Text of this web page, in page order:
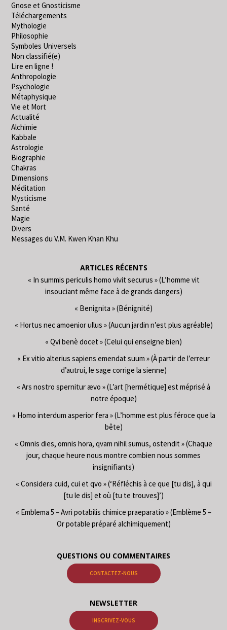
Gnose et Gnosticisme
Téléchargements
Mythologie
Philosophie
Symboles Universels
Non classifié(e)
Lire en ligne !
Anthropologie
Psychologie
Métaphysique
Vie et Mort
Actualité
Alchimie
Kabbale
Astrologie
Biographie
Chakras
Dimensions
Méditation
Mysticisme
Santé
Magie
Divers
Messages du V.M. Kwen Khan Khu
ARTICLES RÉCENTS
« In summis periculis homo vivit securus » (L’homme vit
insouciant même face à de grands dangers)
« Benignita » (Bénignité)
« Hortus nec amoenior ullus » (Aucun jardin n’est plus agréable)
« Qvi benè docet » (Celui qui enseigne bien)
« Ex vitio alterius sapiens emendat suum » (À partir de l’erreur
d’autrui, le sage corrige la sienne)
« Ars nostro spernitur ævo » (L’art [hermétique] est méprisé à
notre époque)
« Homo interdum asperior fera » (L’homme est plus féroce que la
bête)
« Omnis dies, omnis hora, qvam nihil sumus, ostendit » (Chaque
jour, chaque heure nous montre combien nous sommes
insignifiants)
« Considera cuid, cui et qvo » (‘Réfléchis à ce que [tu dis], à qui
[tu le dis] et où [tu te trouves]’)
« Emblema 5 – Avri potabilis chimice praeparatio » (Emblème 5 –
Or potable préparé alchimiquement)
QUESTIONS OU COMMENTAIRES
CONTACTEZ-NOUS
NEWSLETTER
INSCRIVEZ-VOUS